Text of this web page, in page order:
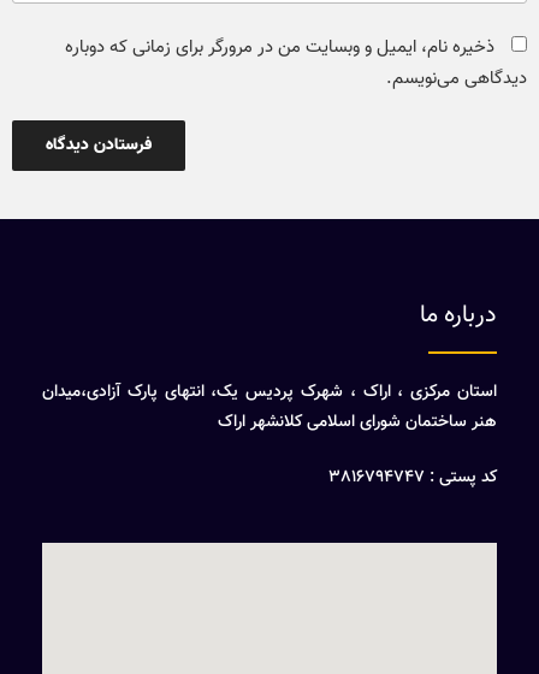
ذخیره نام، ایمیل و وبسایت من در مرورگر برای زمانی که دوباره
دیدگاهی می‌نویسم.
درباره ما
استان مرکزی ، اراک ، شهرک پردیس یک، انتهای پارک آزادی،میدان
هنر ساختمان شورای اسلامی کلانشهر اراک
کد پستی : 3816794747